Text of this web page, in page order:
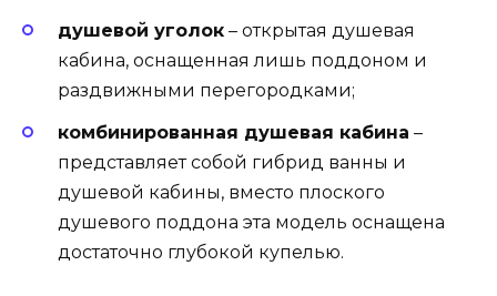
душевой уголок – открытая душевая
кабина, оснащенная лишь поддоном и
раздвижными перегородками;
комбинированная душевая кабина –
представляет собой гибрид ванны и
душевой кабины, вместо плоского
душевого поддона эта модель оснащена
достаточно глубокой купелью.